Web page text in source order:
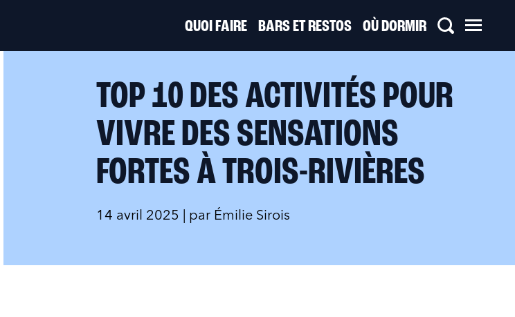
QUOI FAIRE BARS ET RESTOS OÙ DORMIR
TOP 10 DES ACTIVITÉS POUR
VIVRE DES SENSATIONS
FORTES À TROIS-RIVIÈRES
14 avril 2025 | par Émilie Sirois